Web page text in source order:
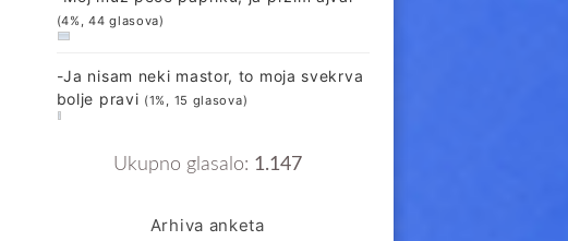
(4%, 44 glasova)
-Ja nisam neki mastor, to moja svekrva
bolje pravi (1%, 15 glasova)
Ukupno glasalo: 1.147
Arhiva anketa